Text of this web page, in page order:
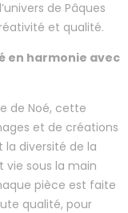
de Pâques
et qualité.
en harmonie avec
de Noé, cette
et de créations
diversité de la
vie sous la main
pièce est faite
qualité, pour